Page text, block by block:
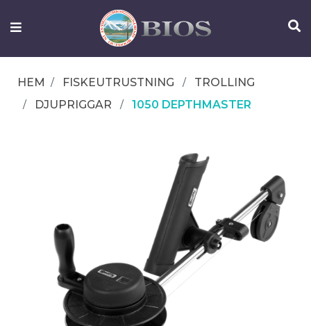
FISKEUTRUSTNING
OM
IFISH
HEM FISKEUTRUSTNING
TROLLING
DJUPRIGGAR
1050 DEPTHMASTER